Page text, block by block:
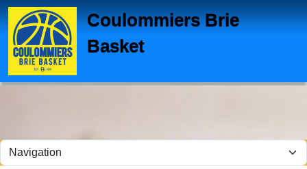
Coulommiers Brie
Basket
Panneau de gestion des cookies